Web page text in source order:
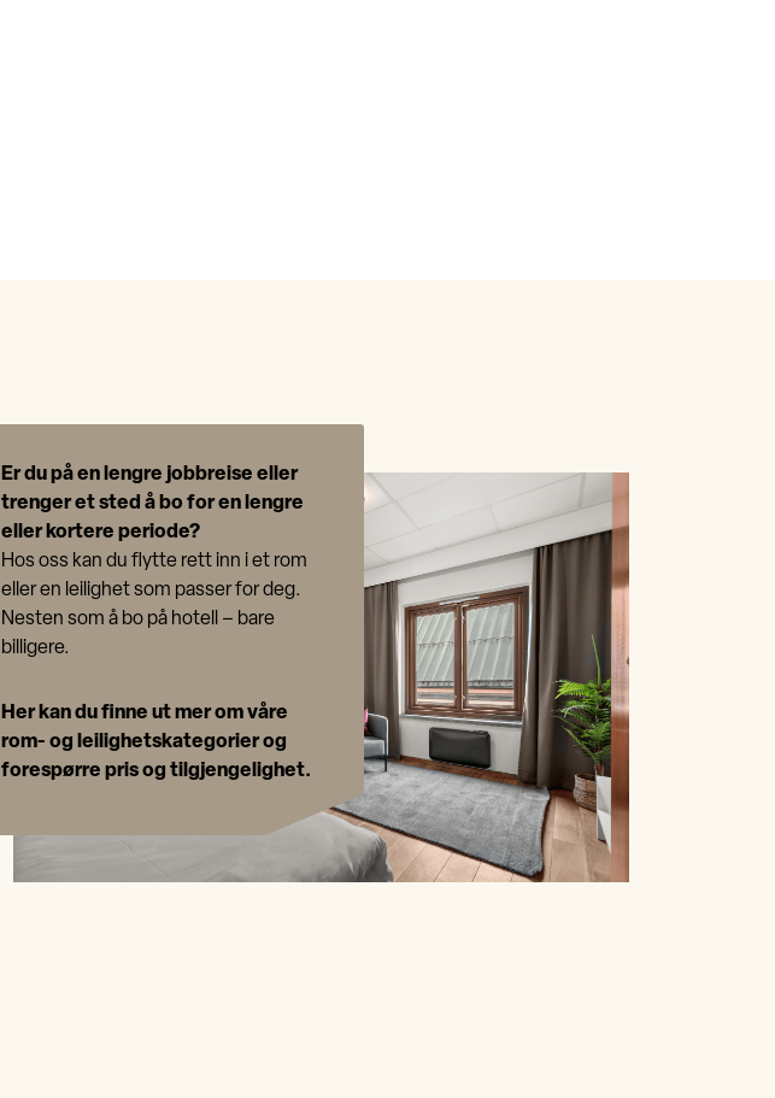
Er du på en lengre jobbreise eller
trenger et sted å bo for en lengre
eller kortere periode?
Hos oss kan du flytte rett inn i et rom
eller en leilighet som passer for deg.
Nesten som å bo på hotell – bare
billigere.
Her kan du finne ut mer om våre
rom- og leilighetskategorier og
forespørre pris og tilgjengelighet.